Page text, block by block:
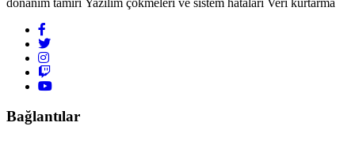
Bağlantılar